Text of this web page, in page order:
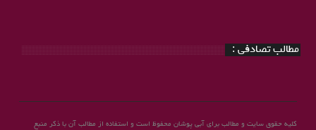
مطالب تصادفی :
کلیه حقوق سایت و مطالب برای آبی پوشان محفوظ است و استفاده از مطالب آن با ذکر منبع